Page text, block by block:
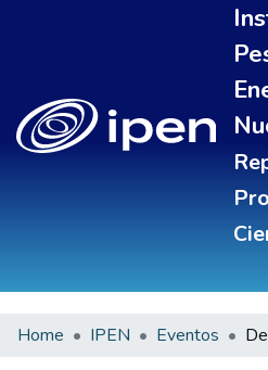
Sobre
Home IPEN Eventos